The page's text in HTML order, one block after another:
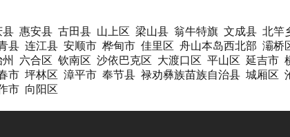
县 惠安县 古田县 山上区 梁山县 翁牛特旗 文成县 北竿
县 连江县 安顺市 桦甸市 佳里区 舟山本岛西北部 灞桥
六合区 钦南区 沙依巴克区 大渡口区 平山区 延吉市
市 坪林区 漳平市 奉节县 禄劝彝族苗族自治县 城厢区
市 向阳区